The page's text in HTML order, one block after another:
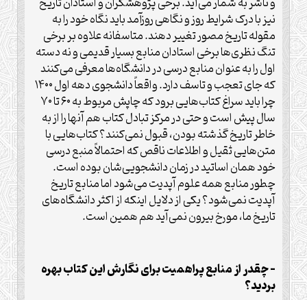
نیز با درک شرایط روز و نگاهی روزآمد باید نگاه خود را به
مقوله تاریخ مصور تغییر دهند. متاسفانه علاوه بر برخی
تنگ نظری‌ها برخی استادان منابع بسیار قدیمی و نه دسته
اول را به عنوان منابع درسی در دانشگاه‌ها معرفی می‌کنند
که جای تعجب و تاسف دارد. واقعاً دانشجوی دهه اول ۱۴۰۰
چرا باید سراغ کتاب‌هایی برود که چاپش مربوط به ۶۰ تا ۷۰
سال پیش است و حتی در مرکز تبادل کتاب هم آنها را از به
خاطر تاریخ گذشته بودن، قبول نمی‌کنند؟ کتاب‌هایی با
متن‌هایی ثقیل و اطلاعات ناقص که احتمالاً منبع درسی
خود همان اساتید در زمان دانشجویی‌شان بوده است.
چطور منابع همه علوم آپدیت می‌شود اما منابع تاریخ
آپدیت نمی‌شود؟ یکی از دلایل اینکه از اکثر دانشگاه‌های
تاریخ ما، مورخ بیرون نمی‌آید هم همین است.
– چقدر از منابع پراهمیت برای نگارش این کتاب بهره
بردید؟